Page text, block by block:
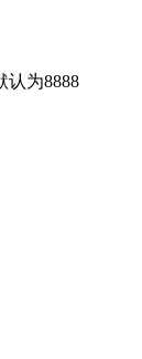
认为8888